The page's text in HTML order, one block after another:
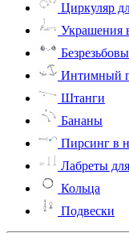
Циркуляр
Украшения
Интимный
Штанги
Бананы
Пирсинг в
Лабреты
Кольца
Подвески